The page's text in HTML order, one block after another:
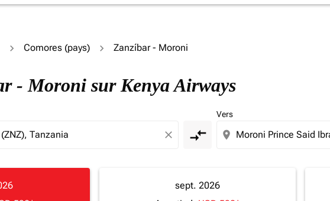
Comores (pays) Zanzíbar - Moroni
- Moroni sur Kenya Airways
close compare_arrows
Vers
location_on
sept. 2026